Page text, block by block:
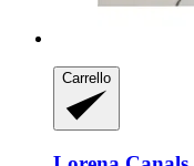
Carrello